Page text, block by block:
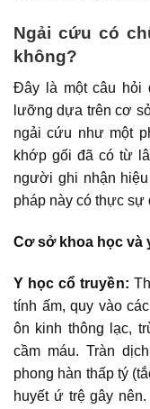
Ngải cứu có
không?
Đây là một câu hỏi
lưỡng dựa trên cơ
ngải cứu như một
khớp gối đã có từ
người ghi nhận
pháp này có thực sự
Cơ sở khoa học và
Y học cổ truyền:
tính ấm, quy vào
ôn kinh thông lạc,
cầm máu. Tràn
phong hàn thấp tý
huyết ứ trệ gây